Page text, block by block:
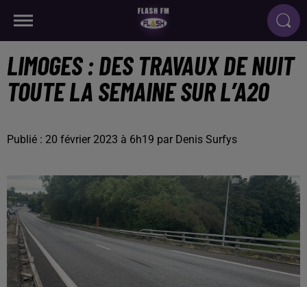
LIMOGES : DES TRAVAUX DE NUIT
TOUTE LA SEMAINE SUR L’A20
Publié : 20 février 2023 à 6h19 par Denis Surfys